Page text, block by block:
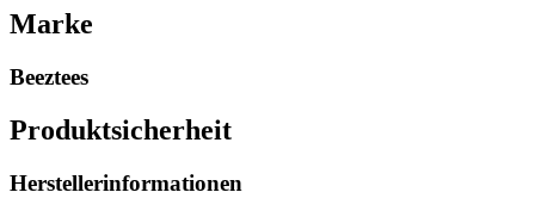
Marke
Beeztees
Produktsicherheit
Herstellerinformationen